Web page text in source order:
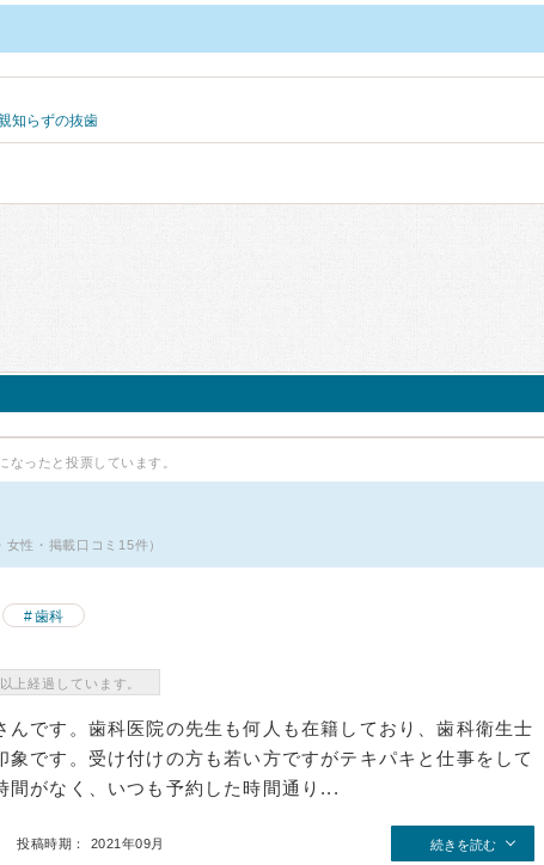
知らずの抜歯
なったと投票しています。
性・掲載口コミ15件）
歯科
上経過しています。
んです。歯科医院の先生も何人も在籍しており、歯科衛生士
象です。受け付けの方も若い方ですがテキパキと仕事をして
間がなく、いつも予約した時間通り...
投稿時期： 2021年09月 続きを読む